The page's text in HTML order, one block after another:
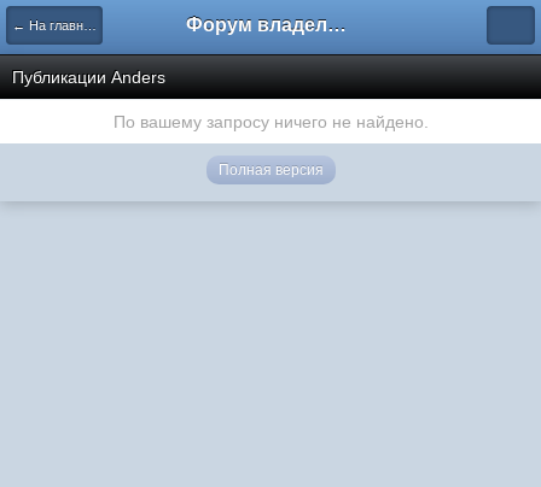
← На главную Форум владельцев интернет-магазинов
Публикации Anders
По вашему запросу ничего не найдено.
Полная версия